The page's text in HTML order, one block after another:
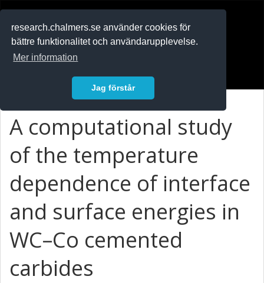
research.chalmers.se använder cookies för
bättre funktionalitet och användarupplevelse.
Mer information
Jag förstår
A computational study
of the temperature
dependence of interface
and surface energies in
WC–Co cemented
carbides